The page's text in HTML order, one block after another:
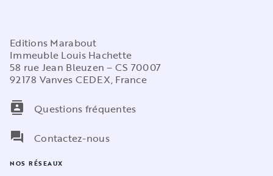
Editions Marabout
Immeuble Louis Hachette
58 rue Jean Bleuzen – CS 70007
92178 Vanves CEDEX, France
contacts
Questions fréquentes
question_answer
Contactez-nous
NOS RÉSEAUX